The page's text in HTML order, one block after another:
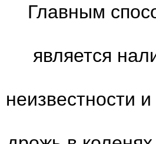
Главным
является
неизвестности